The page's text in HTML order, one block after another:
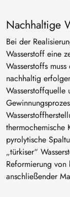
Nachhaltige
Bei der
Wasserstoff eine
Wasserstoffs
nachhaltig
thermochemische
pyrolytische
„türkiser“
Reformierung
anschließender